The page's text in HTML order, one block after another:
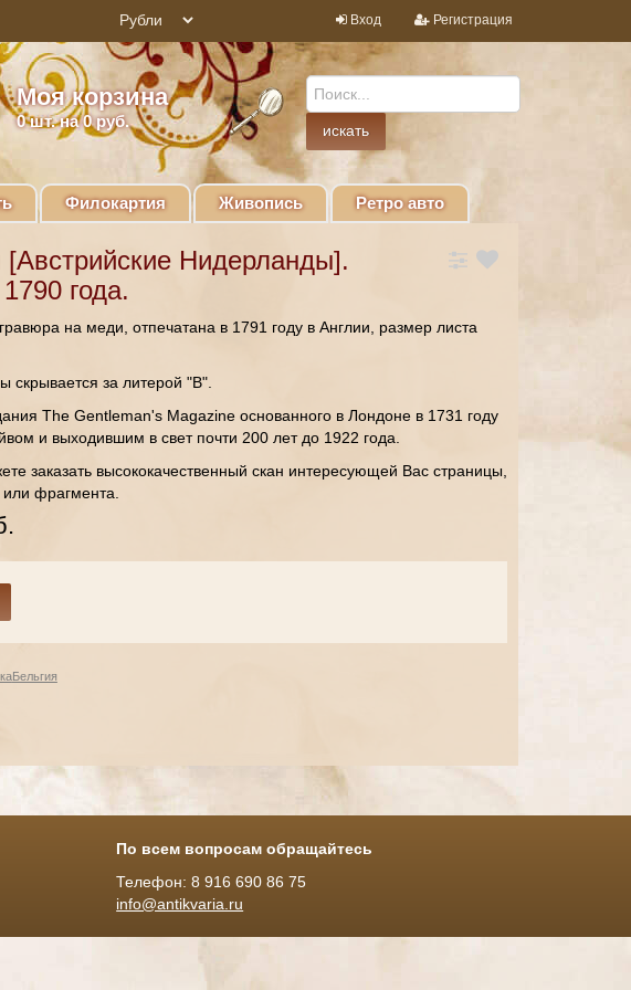
Вход Регистрация
Моя корзина
0шт. на 0 руб.
Филокартия Живопись Ретро авто
[Австрийские Нидерланды].
года.
на меди, отпечатана в 1791 году в Англии, размер листа
скрывается за литерой "В".
The Gentleman's Magazine основанного в Лондоне в 1731 году
и выходившим в свет почти 200 лет до 1922 года.
заказать высококачественный скан интересующей Вас страницы,
фрагмента.
Бельгия
По всем вопросам обращайтесь
Телефон: 8 916 690 86 75
info@antikvaria.ru